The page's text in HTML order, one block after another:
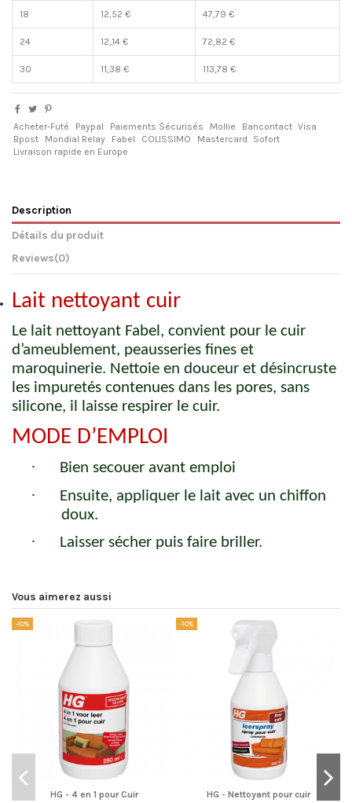
18 12,52 € 47,79 €
24 12,14 € 72,82 €
30 11,38 € 113,78 €
Acheter-Futé Paypal Paiements Sécurisés Mollie Bancontact Visa
Bpost
Mondial Relay Fabel COLISSIMO Mastercard
Sofort
Livraison rapide en Europe
Description
Détails du produit
Reviews(0)
Lait nettoyant cuir
Le lait nettoyant Fabel, convient pour le cuir
d’ameublement, peausseries fines et
maroquinerie. Nettoie en douceur et désincruste
les impuretés contenues dans les pores, sans
silicone, il laisse respirer le cuir.
MODE D’EMPLOI
· Bien secouer avant emploi
·
Ensuite, appliquer le lait avec un chiffon
doux.
· Laisser sécher puis faire briller.
Vous aimerez aussi
-10%
HG - 4 en 1 pour Cuir
-10%
HG - Nettoyant pour cuir